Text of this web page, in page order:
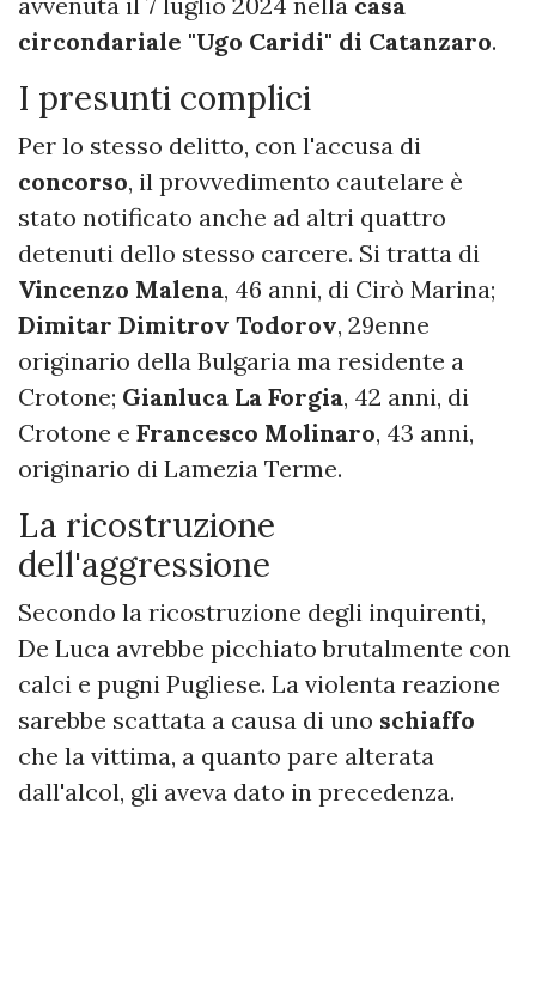
circondariale "Ugo Caridi" di Catanzaro.
I presunti complici
Per lo stesso delitto, con l'accusa di
concorso, il provvedimento cautelare è
stato notificato anche ad altri quattro
detenuti dello stesso carcere. Si tratta di
Vincenzo Malena, 46 anni, di Cirò Marina;
Dimitar Dimitrov Todorov, 29enne
originario della Bulgaria ma residente a
Crotone; Gianluca La Forgia, 42 anni, di
Crotone e Francesco Molinaro, 43 anni,
originario di Lamezia Terme.
La ricostruzione
dell'aggressione
Secondo la ricostruzione degli inquirenti,
De Luca avrebbe picchiato brutalmente con
calci e pugni Pugliese. La violenta reazione
sarebbe scattata a causa di uno schiaffo
che la vittima, a quanto pare alterata
dall'alcol, gli aveva dato in precedenza.